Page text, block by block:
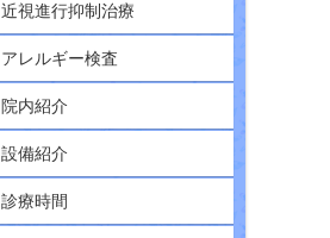
近視進行抑制治療
アレルギー検査
院内紹介
設備紹介
診療時間